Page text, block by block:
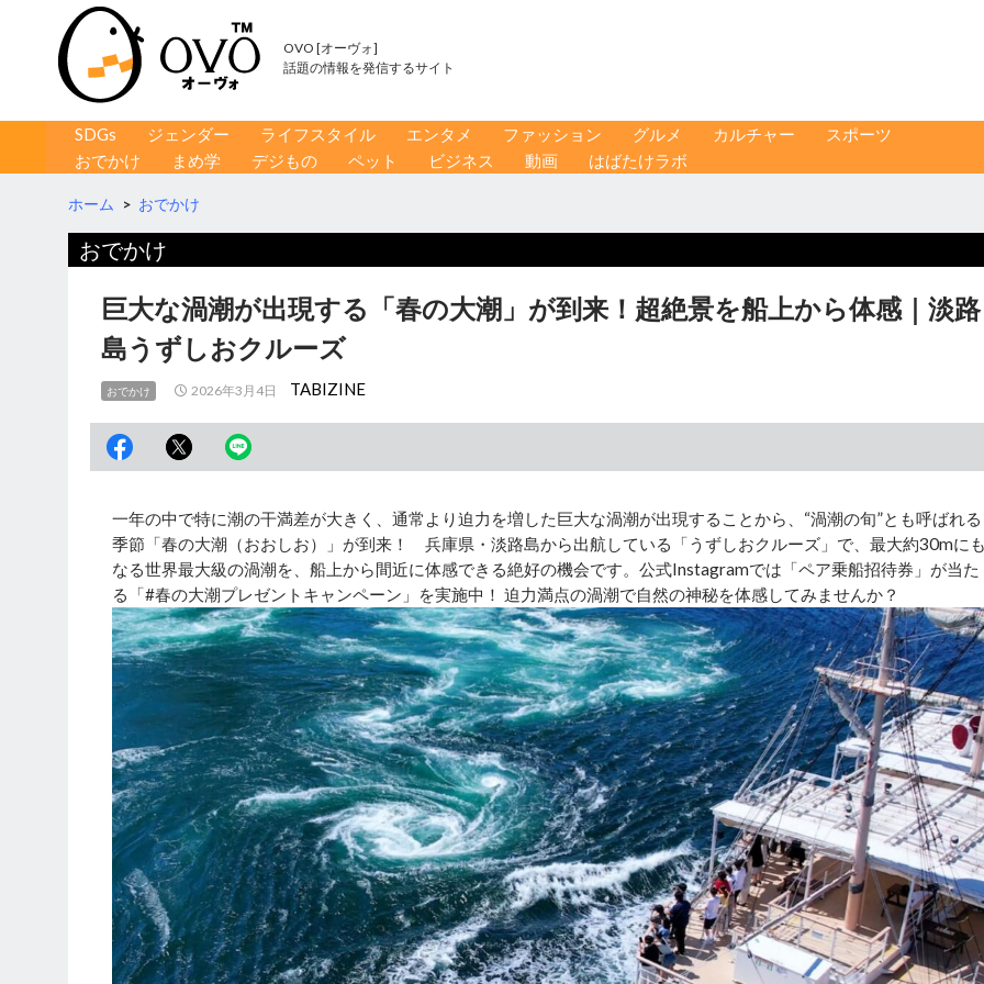
OVO [オーヴォ]
話題の情報を発信するサイト
コンテンツへ移動
SDGs ジェンダー ライフスタイル エンタメ ファッション グルメ カルチャー
スポーツ
おでかけ
まめ学 デジもの ペット ビジネス 動画 はばたけラボ
ホーム > おでかけ
おでかけ
巨大な渦潮が出現する「春の大潮」が到来！超絶景を船上から体感｜淡路
島うずしおクルーズ
おでかけ 2026年3月4日 TABIZINE
一年の中で特に潮の干満差が大きく、通常より迫力を増した巨大な渦潮が出現することから、“渦潮の旬”とも呼ばれる
季節「春の大潮（おおしお）」が到来！ 兵庫県・淡路島から出航している「うずしおクルーズ」で、最大約30mに
なる世界最大級の渦潮を、船上から間近に体感できる絶好の機会です。公式Instagramでは「ペア乗船招待券」が当た
る「#春の大潮プレゼントキャンペーン」を実施中！ 迫力満点の渦潮で自然の神秘を体感してみませんか？